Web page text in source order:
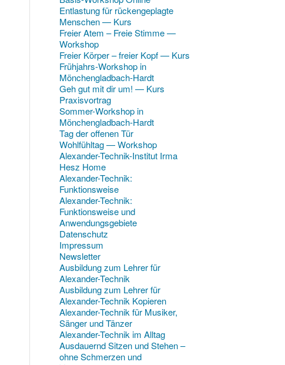
Entlastung für rückengeplagte
Menschen — Kurs
Freier Atem – Freie Stimme —
Workshop
Freier Körper – freier Kopf — Kurs
Frühjahrs-Workshop in
Mönchengladbach-Hardt
Geh gut mit dir um! — Kurs
Praxisvortrag
Sommer-Workshop in
Mönchengladbach-Hardt
Tag der offenen Tür
Wohlfühltag — Workshop
Alexander-Technik-Institut Irma
Hesz Home
Alexander-Technik:
Funktionsweise
Alexander-Technik:
Funktionsweise und
Anwendungsgebiete
Datenschutz
Impressum
Newsletter
Ausbildung zum Lehrer für
Alexander-Technik
Ausbildung zum Lehrer für
Alexander-Technik Kopieren
Alexander-Technik für Musiker,
Sänger und Tänzer
Alexander-Technik im Alltag
Ausdauernd Sitzen und Stehen –
ohne Schmerzen und